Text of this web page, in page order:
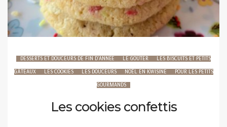
DESSERTS ET DOUCEURS DE FIN D'ANNÉE LE GOÛTER LES BISCUITS ET PETITS
GÂTEAUX LES COOKIES LES DOUCEURS NOËL EN KWISINE POUR LES PETITS
GOURMANDS
Les cookies confettis